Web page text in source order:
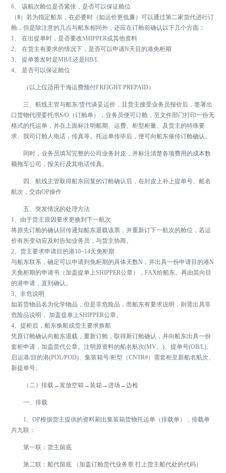
6、 该航次舱位是否紧张，是否可以保证舱位
（Ⅱ）若为指定船东，在必要时（如运价更低廉）可以通过第二家货代进行订
舱，但是除注意的几点与船东相同外，还应在订舱前确认以下几个方面：
1、 在出提单时，是否要改SHIPPER或其他资料
2、 在货主有要求的情况下，是否可以申请N天目的港免柜期
3、 提单签发时是MB/L还是HB/L
4、 是否可以保证舱位
（以上仅适用于海运费预付FREIGHT PREPAID）
三、航线主管与船东/货代谈妥运价，且货主接受业务员报价后，签署出
口货物代理委托书S/O（订舱单），业务员便可订舱，至文件部门打印一份无
格式的托运单，并在上面标注明船期、运费、柜型柜量、及货主的特殊要
求、我司订舱人电话，传真等。托运单传毕后，便可向船东催传订舱确认。
同时，业务员填写完整的公司业务封皮，并标注清楚各项费用的成本数
额拖车公司，报关行及其电话传真。
四、航线主管取得船东回复的订舱确认后，在封皮上补上提单号、船名
航次，交由OP操作
五、突发情况的处理方法
1、由于货主原因要求更换到下一航次
将原先订舱的确认回传通知船东退载该票，并重新订下一航次的舱位，若运
价有所变动应及时告知业务员，与货主协商。
2、货主要求申请目的港10~14天免柜期
与船东联系，确定可以申请到免柜期的具体天数N，并出具一份申请目的港N
天免柜期的申请书（加盖提单上SHIPPER公章），FAX给船东。再由其向目
的港申请，直到确认。
3、非危说明
如若货物品名为化学物品，但是非危险品，而船东有要求说明，则需出具非
危险品说明， 加盖提单上SHIPPER公章。
4、提柜后，船东换船或货主要求换船
凭原订舱确认向船东退载，重新订舱，取得新订舱确认，并向船东出具一份
套柜申请，加盖货代公章。注明原资料的船名航次(MV。)、提单号(OB/L)、
启运港/目的港(POL/POD)、集装箱号/柜型（CNTR#）需套柜至新船名航次、
新提单号。
（二）排载→发放空箱→装箱→进场→边检
一、排载
1、OP根据货主提供的资料刷出集装箱货物托运单（排载单），排载单
共九联：
第一联：货主留底
第二联：船代留底 （加盖订舱货代业务章 打上货主船代处的代码）